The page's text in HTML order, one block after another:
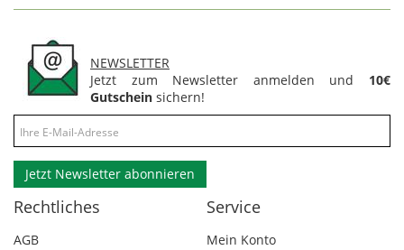
NEWSLETTER
Jetzt zum Newsletter anmelden und 10€
Gutschein sichern!
Jetzt Newsletter abonnieren
Rechtliches
AGB
Service
Mein Konto